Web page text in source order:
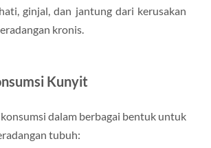
ginjal, dan jantung dari kerusakan
kronis.
Kunyit
dalam berbagai bentuk untuk
tubuh: